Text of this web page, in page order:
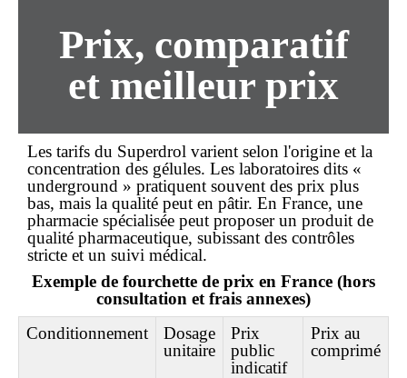
Prix, comparatif
et meilleur prix
Les tarifs du Superdrol varient selon l'origine et la
concentration des gélules. Les laboratoires dits «
underground » pratiquent souvent des prix plus
bas, mais la qualité peut en pâtir. En France, une
pharmacie spécialisée peut proposer un produit de
qualité pharmaceutique, subissant des contrôles
stricte et un suivi médical.
Exemple de fourchette de prix en France (hors
consultation et frais annexes)
Conditionnement
Dosage
unitaire
Prix
public
indicatif
Prix au
comprimé